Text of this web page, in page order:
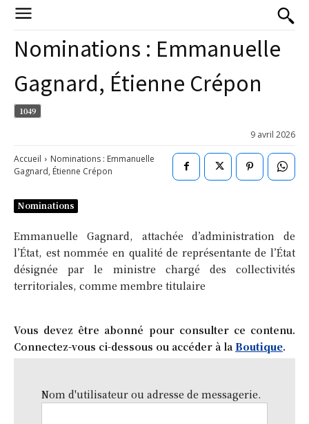
Nominations : Emmanuelle
Gagnard, Étienne Crépon
1049
9 avril 2026
Accueil
Nominations : Emmanuelle
Gagnard, Étienne Crépon
Nominations
Emmanuelle Gagnard, attachée d’administration de
l’État, est nommée en qualité de représentante de l’État
désignée par le ministre chargé des collectivités
territoriales, comme membre titulaire
Vous devez être abonné pour consulter ce contenu.
Connectez-vous ci-dessous ou accéder à la Boutique.
Nom d'utilisateur ou adresse de messagerie.